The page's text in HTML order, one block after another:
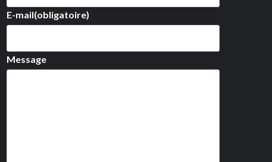
E-mail(obligatoire)
Message